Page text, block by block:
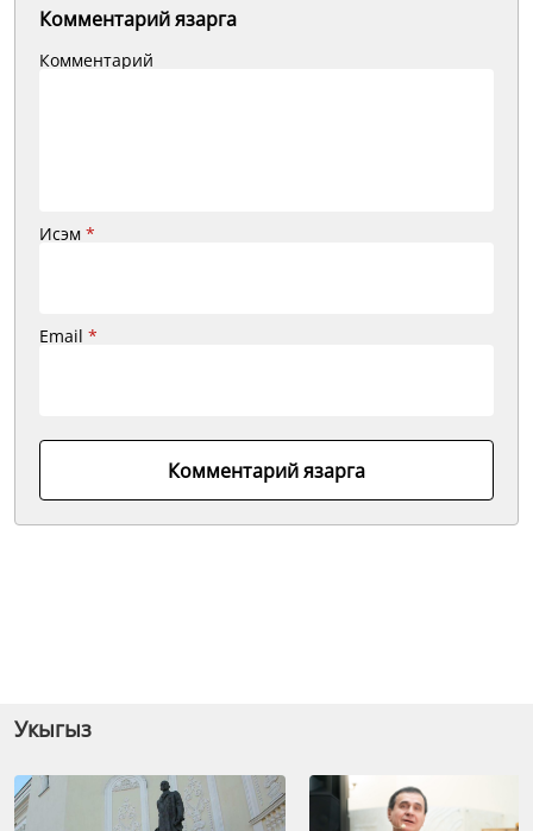
Комментарий язарга
Комментарий
Исэм *
Email *
Комментарий язарга
Укыгыз